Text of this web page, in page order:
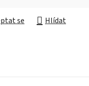
se Hlídat